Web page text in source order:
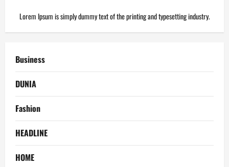
Lorem Ipsum is simply dummy text of the printing and typesetting industry.
Business
DUNIA
Fashion
HEADLINE
HOME